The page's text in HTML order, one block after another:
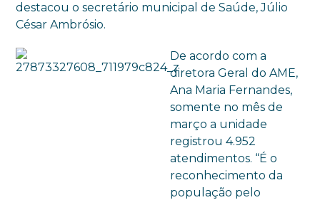
destacou o secretário municipal de Saúde, Júlio
César Ambrósio.
De acordo com a
diretora Geral do AME,
Ana Maria Fernandes,
somente no mês de
março a unidade
registrou 4.952
atendimentos. “É o
reconhecimento da
população pelo